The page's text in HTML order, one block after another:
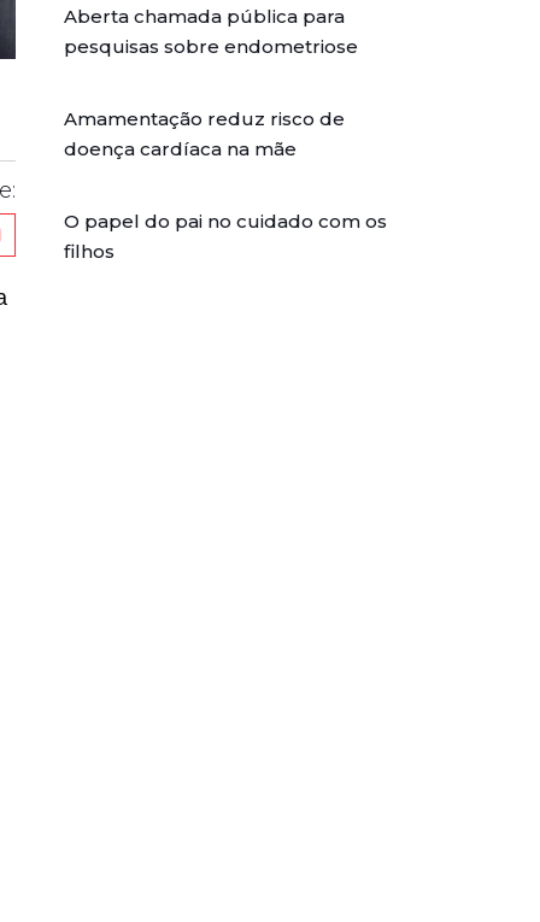
Aberta chamada pública para
pesquisas sobre endometriose
Amamentação reduz risco de
doença cardíaca na mãe
O papel do pai no cuidado com os
filhos